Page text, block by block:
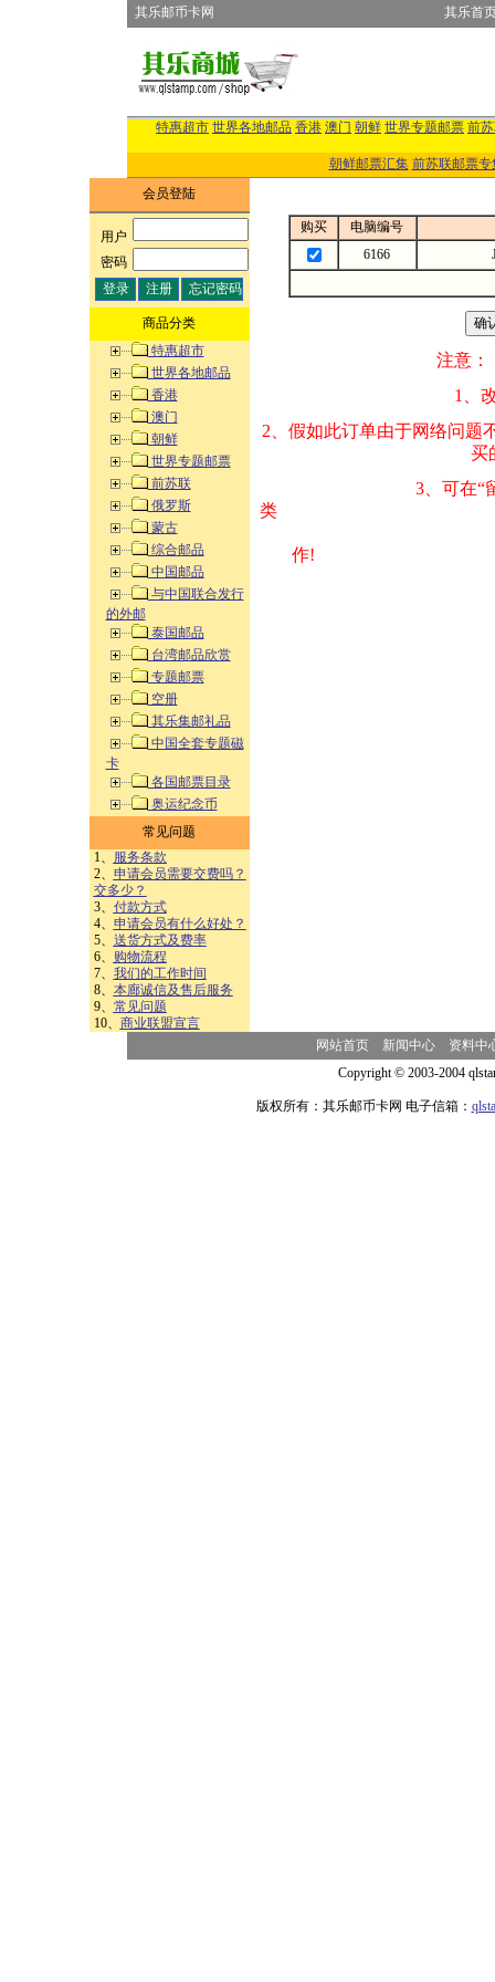
其乐邮币卡网 其乐首
特惠超市 世界各地邮品 香港 澳门 朝鲜 世界专题邮票 前
朝鲜邮票汇集 前苏联邮票专
会员登陆
用户:
密码:
商品分类
特惠超市
世界各地邮品
香港
澳门
朝鲜
世界专题邮票
前苏联
俄罗斯
蒙古
综合邮品
中国邮品
与中国联合发行
的外邮
泰国邮品
台湾邮品欣赏
专题邮票
空册
其乐集邮礼品
中国全套专题磁
卡
各国邮票目录
奥运纪念币
常见问题
1、
服务条款
2、 申请会员需要交费吗？
交多少？
3、 付款方式
4、 申请会员有什么好处？
5、 送货方式及费率
6、
购物流程
7、 我们的工作时间
8、 本廊诚信及售后服务
9、 常见问题
10、 商业联盟宣言
购买
电脑编号
6166
注意：
1、改变商品数量
2、假如此订单由
买的邮品的“
3、可在“
类 方式告之
作!
网站首页 新闻中心
资料中
Copyright © 2003-2004
版权所有：其乐邮币卡网 电子信箱：